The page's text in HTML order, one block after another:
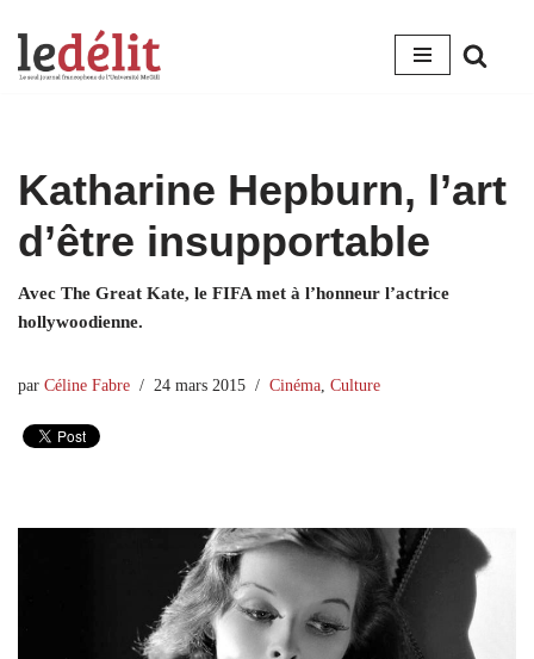
Aller
Katharine Hepburn, l’art
d’être insupportable
Avec The Great Kate, le FIFA met à l’honneur l’actrice
hollywoodienne.
par Céline Fabre 24 mars 2015 Cinéma Culture